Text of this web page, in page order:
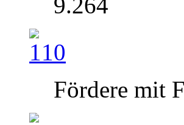
9.264
Fördere mit